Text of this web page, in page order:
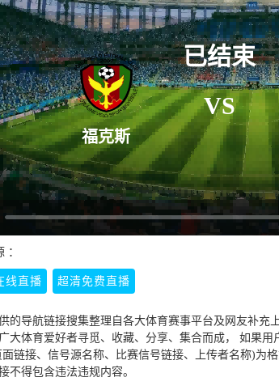
福克斯
已结束
VS
：
线直播 超清免费直播
的导航链接搜集整理自各大体育赛事平台及网友补充
大体育爱好者寻觅、收藏、分享、集合而成， 如果
链接、信号源名称、比赛信号链接、上传者名称)为
不得包含违法违规内容。